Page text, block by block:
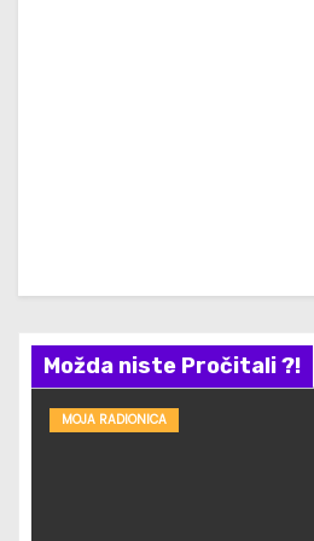
Možda niste Pročitali ?!
MOJA RADIONICA